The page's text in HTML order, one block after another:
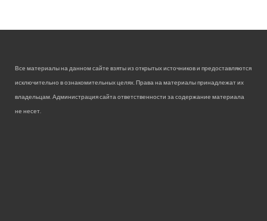
Все материалы на данном сайте взяты из открытых источников и предоставляются
исключительно в ознакомительных целях. Права на материалы принадлежат их
владельцам. Администрация сайта ответственности за содержание материала
не несет.